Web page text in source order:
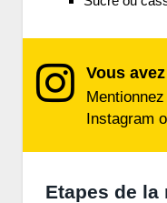
Vous
Mentionnez
Instagram
Etapes de la